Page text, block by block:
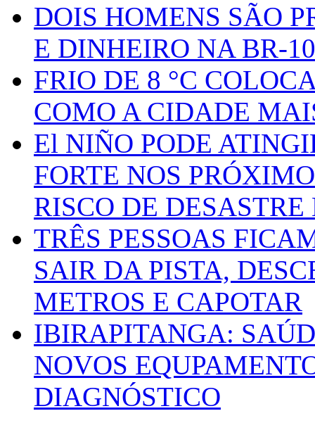
DOIS HOMENS SÃO
E DINHEIRO NA BR-
FRIO DE 8 °C
COMO A CIDADE
El NIÑO PODE
FORTE NOS
RISCO DE
TRÊS PESSOAS
SAIR DA PISTA,
METROS E CAPOTAR
IBIRAPITANGA:
NOVOS
DIAGNÓSTICO